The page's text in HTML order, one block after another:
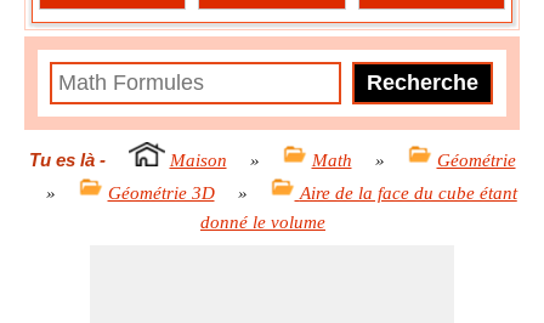
Tu es là- Maison » Math »
Géométrie
»
Géométrie 3D »
Aire de la face du cube étant
donné le volume